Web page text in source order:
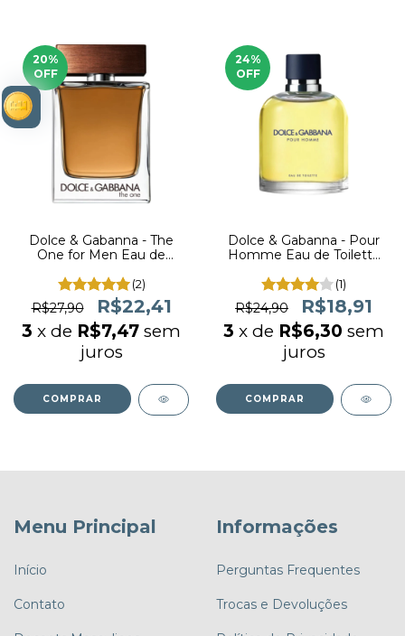
20%
OFF
Dolce & Gabanna - The
One for Men Eau de
(2)
R$27,90 R$22,41
3 x de R$7,47 sem
juros
COMPRAR
24%
OFF
Dolce & Gabanna - Pour
Homme Eau de Toilette
(1)
R$24,90 R$18,91
3 x de R$6,30 sem
juros
COMPRAR
Menu Principal
Início
Contato
Informações
Perguntas Frequentes
Trocas e Devoluções